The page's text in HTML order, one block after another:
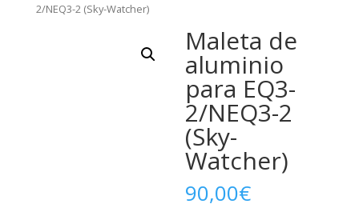
2/NEQ3-2 (Sky-Watcher)
Maleta de
aluminio
para EQ3-
2/NEQ3-2
(Sky-
Watcher)
90,00€